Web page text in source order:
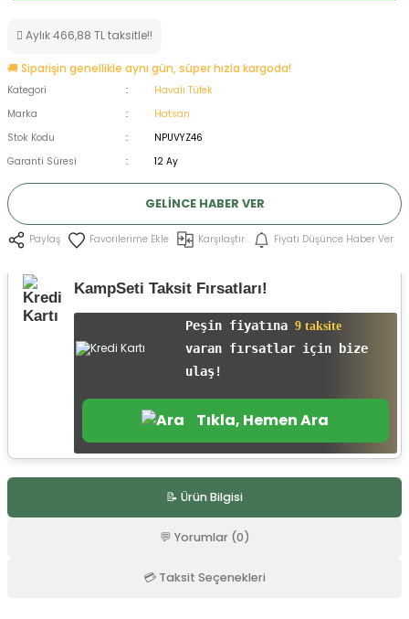
Aylık 466,88 TL taksitle!!
🚚 Siparişin genellikle aynı gün, süper hızla kargoda!
Kategori
Havalı Tüfek
Marka
Hatsan
Stok Kodu
NPUVYZ46
Garanti Süresi
12 Ay
GELINCE HABER VER
Paylaş Karşılaştır Fiyatı Düşünce Haber Ver
KampSeti Taksit Fırsatları!
Peşin fiyatına 9 taksite
varan fırsatlar için bize
ulaş!
Tıkla, Hemen Ara
📝 Ürün Bilgisi
💬 Yorumlar (0)
💳 Taksit Seçenekleri